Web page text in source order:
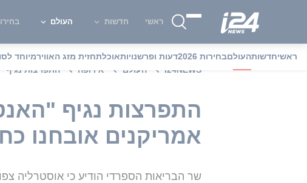
ראשי חדשות העולם בחירות
ראשיחדשותהעולםבחירות 2026 דעות ופרשנויותאוכלתחזית מזג האווירמיוחד
i24NEWS
העולם אירופה התפרצות נגיף
התפרצות נגיף
אמריקנים אובחנו